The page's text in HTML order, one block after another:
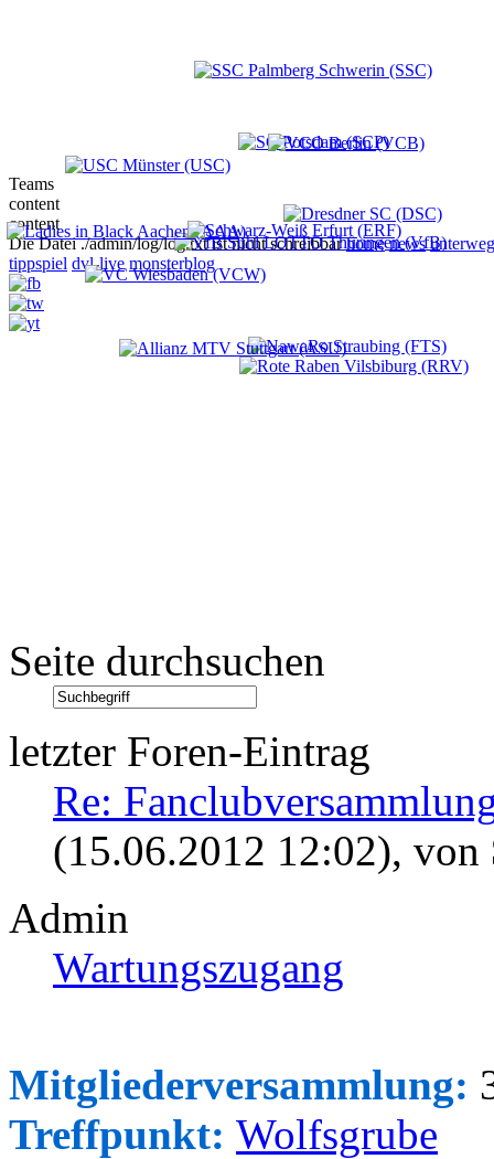
Teams
content
content
Die Datei ./admin/log/log.txt ist nicht schreibbarhome news
tippspiel dvl-live monsterblog
Seite durchsuchen
letzter Foren-Eintrag
Re:
(15.06.2012 12:02), von
Admin
Wartungszugang
Mitgliederversammlung:
Treffpunkt: Wolfsgrube